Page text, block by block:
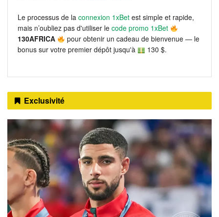
Le processus de la connexion 1xBet est simple et rapide,
mais n’oubliez pas d'utiliser le code promo 1xBet
130AFRICA
pour obtenir un cadeau de bienvenue — le
bonus sur votre premier dépôt jusqu'à
130 $.
Exclusivité